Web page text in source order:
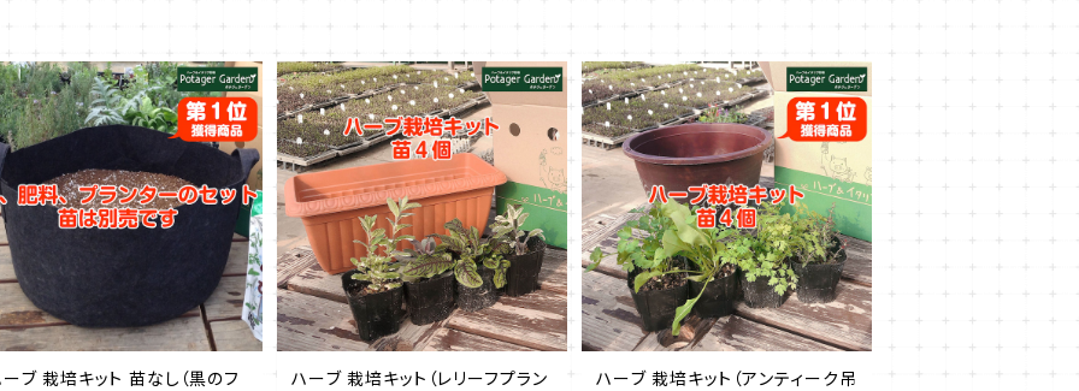
ブ 栽培キット 苗なし（黒のフ
ハーブ 栽培キット（レリーフプラン
ハーブ 栽培キット（アンティーク吊